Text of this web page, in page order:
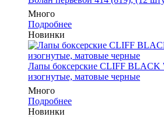
Много
Подробнее
Новинки
Лапы боксерские CLIFF
изогнутые, матовые черные
Много
Подробнее
Новинки